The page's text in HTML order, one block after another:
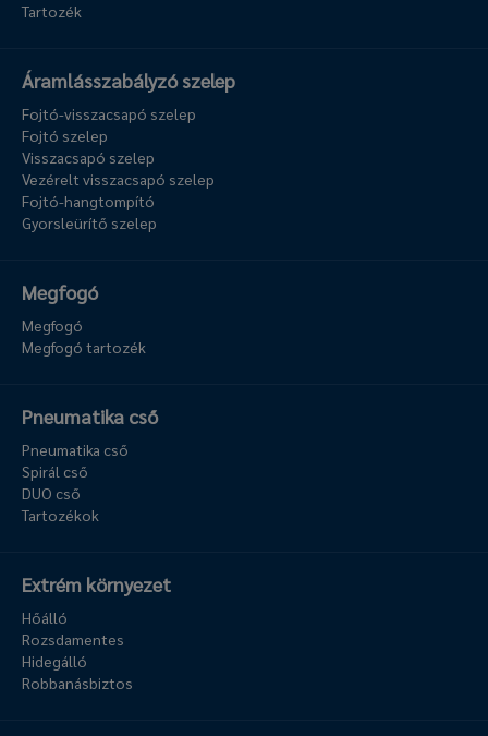
Tartozék
Áramlásszabályzó szelep
Fojtó-visszacsapó szelep
Fojtó szelep
Visszacsapó szelep
Vezérelt visszacsapó szelep
Fojtó-hangtompító
Gyorsleürítő szelep
Megfogó
Megfogó
Megfogó tartozék
Pneumatika cső
Pneumatika cső
Spirál cső
DUO cső
Tartozékok
Extrém környezet
Hőálló
Rozsdamentes
Hidegálló
Robbanásbiztos